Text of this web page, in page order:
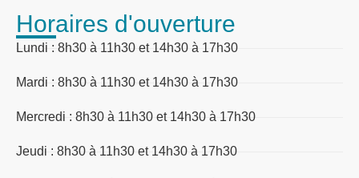
Horaires d'ouverture
Lundi : 8h30 à 11h30 et 14h30 à 17h30
Mardi : 8h30 à 11h30 et 14h30 à 17h30
Mercredi : 8h30 à 11h30 et 14h30 à 17h30
Jeudi : 8h30 à 11h30 et 14h30 à 17h30